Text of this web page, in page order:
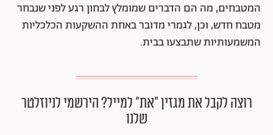
המטבחים, מה הם הדברים שמומלץ לבחון רגע לפני שנבחר
מטבח חדש, וכן, לגמרי מדובר באחת ההשקעות הכלכליות
המשמעותיות שתבצעו בבית.
רוצה לקבל את מגזין ״את״ למייל? הירשמי לניוזלטר
שלנו